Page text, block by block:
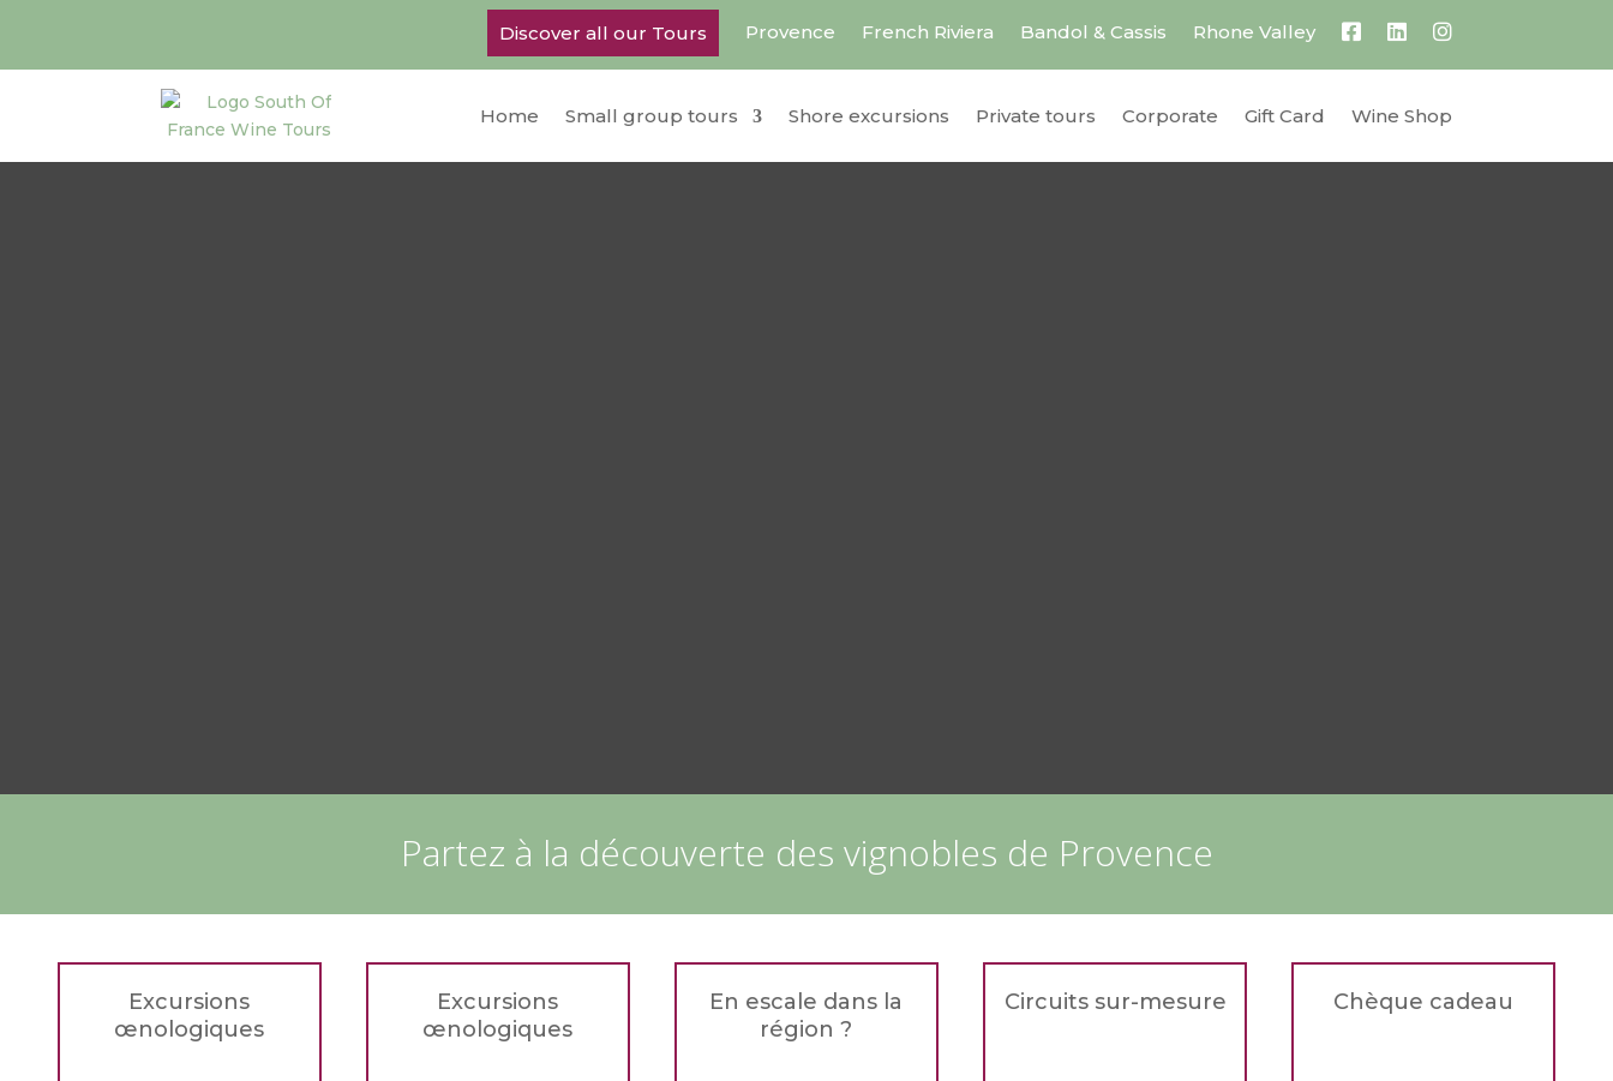
Discover all our Tours Provence French Riviera Bandol & Cassis Rhone Valley
Home Small group tours Shore excursions Private tours Corporate Gift Card Wine Shop
Partez à la découverte des vignobles de Provence
Excursions
œnologiques
Excursions
œnologiques
En escale dans la
région ?
Circuits sur-mesure Chèque cadeau